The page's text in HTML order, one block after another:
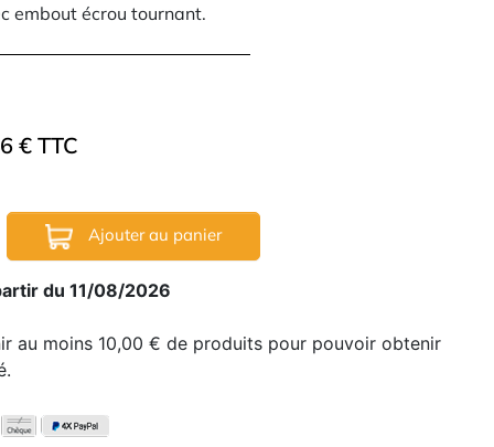
embout écrou tournant.
€ TTC
Ajouter au panier
du 11/08/2026
au moins 10,00 € de produits pour pouvoir obtenir